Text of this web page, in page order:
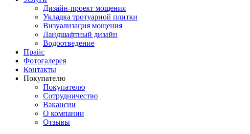
Дизайн-проект мощения
Укладка тротуарной плитки
Визуализация мощения
Ландшафтный дизайн
Водоотведение
Прайс
Фотогалерея
Контакты
Покупателю
Покупателю
Сотрудничество
Вакансии
О компании
Отзывы